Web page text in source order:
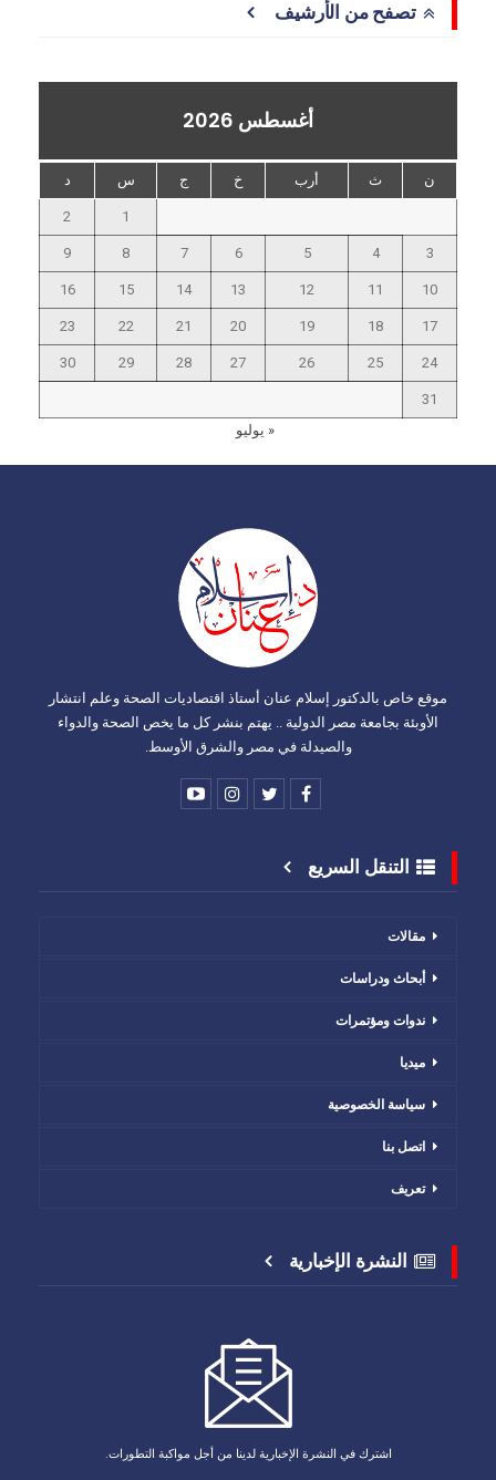
تصفح من الأرشيف
أغسطس 2026
ن ث أرب خ ج س د
1
2
3
4
5
6
7
8
9
10
11
12
13
14
15
16
17
18
19
20
21
22
23
24
25
26
27
28
29
30
31
« يوليو
موقع خاص بالدكتور إسلام عنان أستاذ اقتصاديات الصحة وعلم انتشار
الأوبئة بجامعة مصر الدولية .. يهتم بنشر كل ما يخص الصحة والدواء
والصيدلة في مصر والشرق الأوسط.
التنقل السريع
مقالات
أبحاث ودراسات
ندوات ومؤتمرات
ميديا
سياسة الخصوصية
اتصل بنا
تعريف
النشرة الإخبارية
اشترك في النشرة الإخبارية لدينا من أجل مواكبة التطورات.